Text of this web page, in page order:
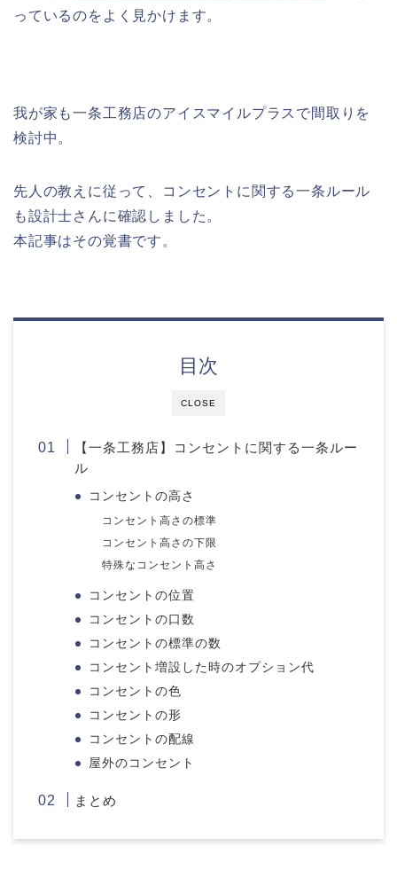
っているのをよく見かけます。
我が家も一条工務店のアイスマイルプラスで間取りを
検討中。
先人の教えに従って、コンセントに関する一条ルール
も設計士さんに確認しました。
本記事はその覚書です。
CLOSE
目次
【一条工務店】コンセントに関する一条ルー
ル
コンセントの高さ
コンセント高さの標準
コンセント高さの下限
特殊なコンセント高さ
コンセントの位置
コンセントの口数
コンセントの標準の数
コンセント増設した時のオプション代
コンセントの色
コンセントの形
コンセントの配線
屋外のコンセント
まとめ